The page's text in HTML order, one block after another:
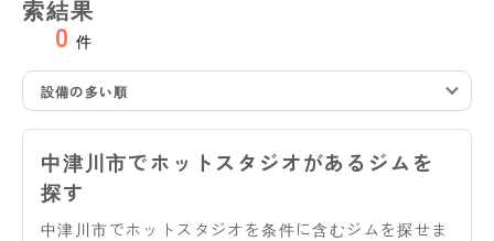
索結果
0 件
設備の多い順
中津川市でホットスタジオがあるジムを
探す
中津川市でホットスタジオを条件に含むジムを探せま